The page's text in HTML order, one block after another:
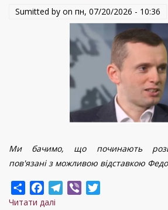
потрібна
єдність,
розбрат”
Sumitted by on пн, 07/20/2026 - 10:36
Ми бачимо, що починають
пов'язані з можливою відставкою
ShareFacebookTelegram
Viber
Читати далі